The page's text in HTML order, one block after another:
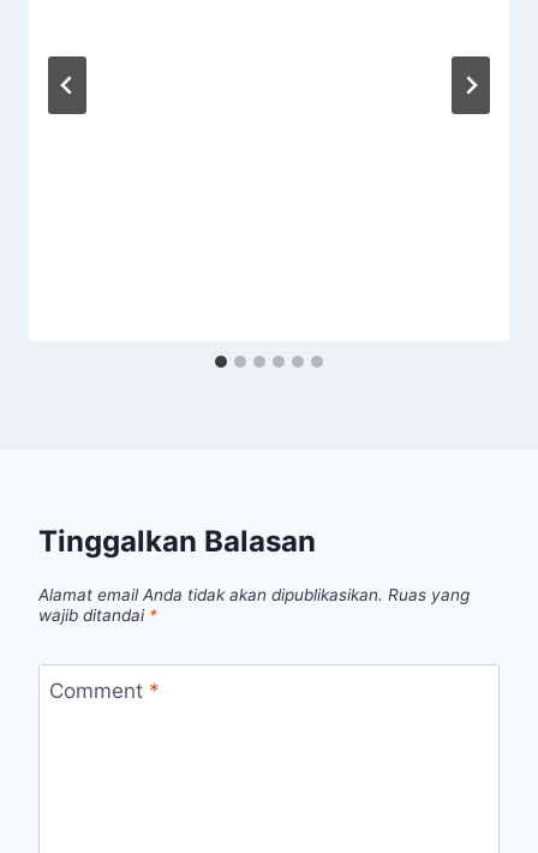
Tinggalkan Balasan
Alamat email Anda tidak akan dipublikasikan. Ruas yang
wajib ditandai *
Comment *